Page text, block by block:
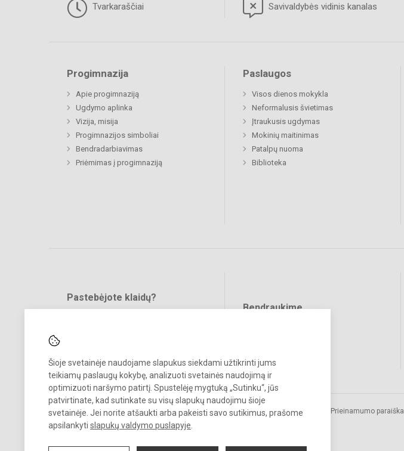
Šioje svetainėje naudojame slapukus siekdami užtikrinti jums
teikiamų paslaugų kokybę, analizuoti svetainės naudojimą ir
optimizuoti naršymo patirtį. Spustelėję mygtuką „Sutinku“, jūs
patvirtinate, kad sutinkate su visų slapukų naudojimu šioje
svetainėje. Jei norite atšaukti arba pakeisti savo sutikimus, prašome
apsilankyti slapukų valdymo puslapyje
Tvarkaraščiai Savivaldybės vidinis kanalas
Progimnazija
Apie progimnaziją
Ugdymo aplinka
Vizija, misija
Progimnazijos simboliai
Bendradarbiavimas
Priėmimas į progimnaziją
Paslaugos
Visos dienos mokykla
Neformalusis švietimas
Įtraukusis ugdymas
Mokinių maitinimas
Patalpų nuoma
Biblioteka
Pastebėjote klaidų?
Bendraukime
© 2023. Vilniaus Barboros Radvilaitės progimnazija. Visos teisės
saugomos.
Kopijuoti turinį be raštiško įstaigos administracijos sutikimo griežtai
Prieinamumo paraiška